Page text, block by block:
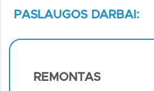
PASLAUGOS DARBAI:
REMONTAS